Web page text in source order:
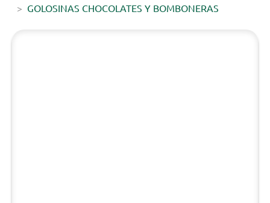
GOLOSINAS CHOCOLATES Y BOMBONERAS